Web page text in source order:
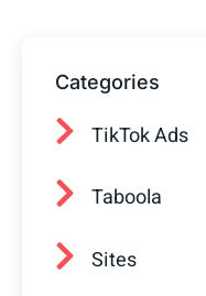
Categories
TikTok Ads
Taboola
Sites